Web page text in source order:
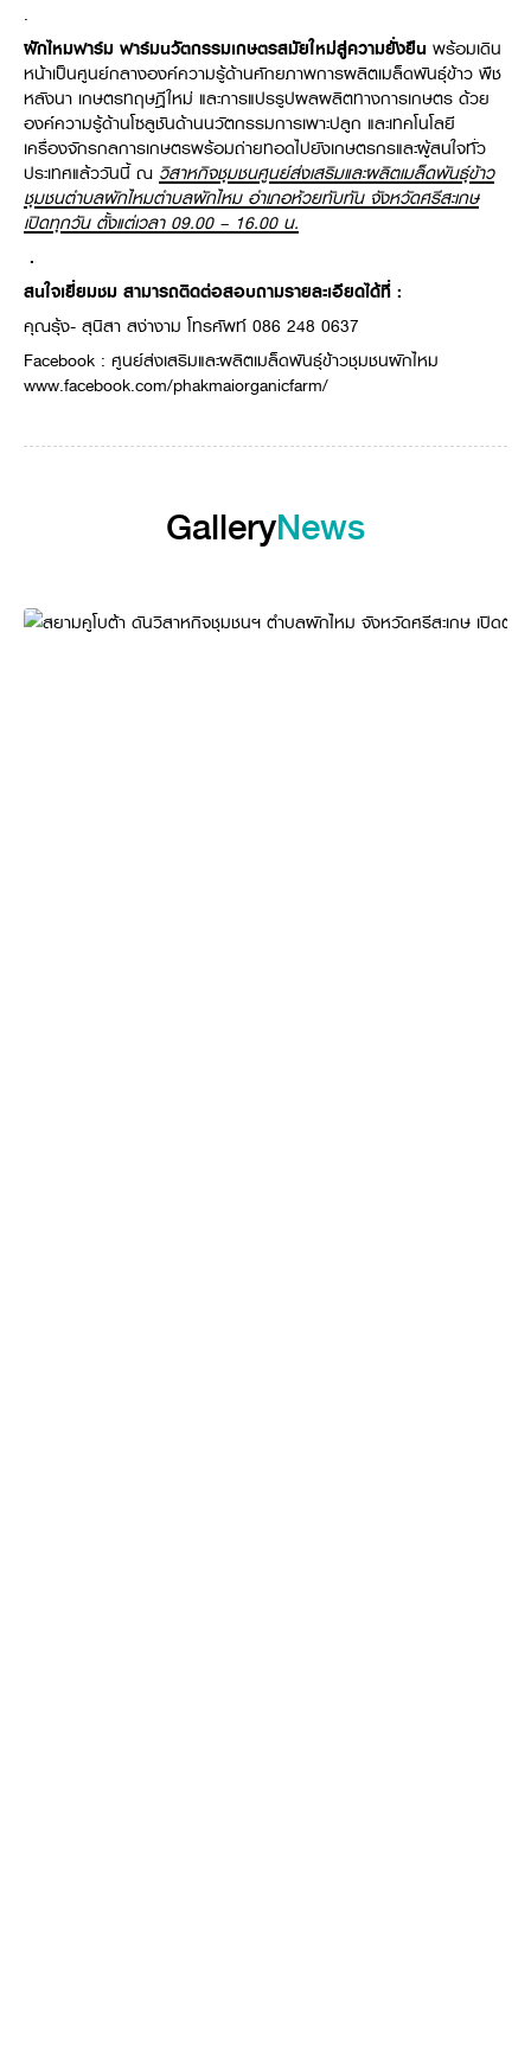
.
ผักไหมฟาร์ม ฟาร์มนวัตกรรมเกษตรสมัยใหม่สู่ความยั่งยืน พร้อมเดิน
หน้าเป็นศูนย์กลางองค์ความรู้ด้านศักยภาพการผลิตเมล็ดพันธุ์ข้าว พืช
หลังนา เกษตรทฤษฎีใหม่ และการแปรรูปผลผลิตทางการเกษตร ด้วย
องค์ความรู้ด้านโซลูชันด้านนวัตกรรมการเพาะปลูก และเทคโนโลยี
เครื่องจักรกลการเกษตรพร้อมถ่ายทอดไปยังเกษตรกรและผู้สนใจทั่ว
ประเทศแล้ววันนี้ ณ วิสาหกิจชุมชนศูนย์ส่งเสริมและผลิตเมล็ดพันธุ์ข้าว
ชุมชนตำบลผักไหมตำบลผักไหม อำเภอห้วยทับทัน จังหวัดศรีสะเกษ
เปิดทุกวัน ตั้งแต่เวลา 09.00 – 16.00 น.
.
สนใจเยี่ยมชม สามารถติดต่อสอบถามรายละเอียดได้ที่ :
คุณรุ้ง- สุนิสา สง่างาม โทรศัพท์ 086 248 0637
Facebook : ศูนย์ส่งเสริมและผลิตเมล็ดพันธุ์ข้าวชุมชนผักไหม
www.facebook.com/phakmaiorganicfarm/
GalleryNews